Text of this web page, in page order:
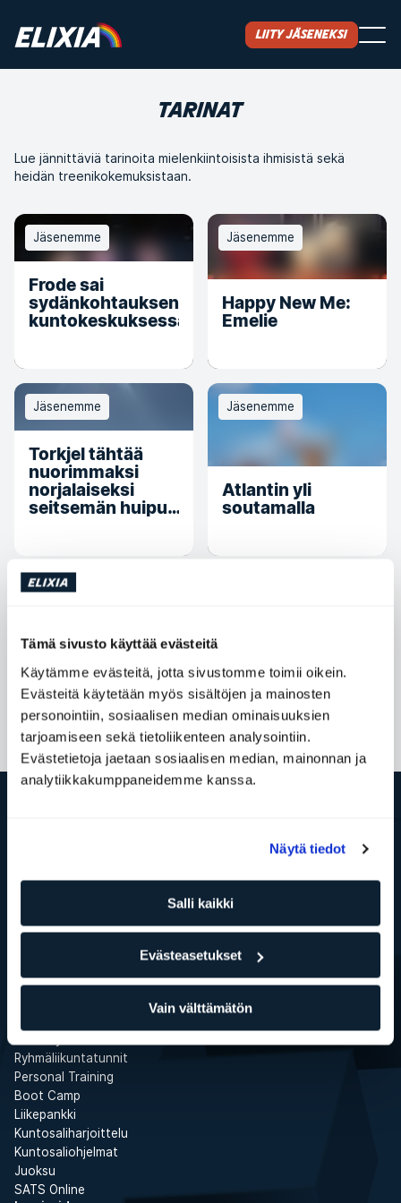
Tämä sivusto käyttää evästeitä
Käytämme evästeitä, jotta sivustomme toimii oikein.
Evästeitä käytetään myös sisältöjen ja mainosten
personointiin, sosiaalisen median ominaisuuksien
tarjoamiseen sekä tietoliikenteen analysointiin.
Evästetietoja jaetaan sosiaalisen median, mainonnan ja
analytiikkakumppaneidemme kanssa.
Näytä tiedot
Salli kaikki
Evästeasetukset
Vain välttämätön
Liity jäseneksi
TARINAT
Lue jännittäviä tarinoita mielenkiintoisista ihmisistä sekä
heidän treenikokemuksistaan.
Jäsenemme
Frode sai
sydänkohtauksen
kuntokeskuksessa
Jäsenemme
Happy New Me:
Emelie
Jäsenemme
Torkjel tähtää
nuorimmaksi
norjalaiseksi
seitsemän huipun
Jäsenemme
Atlantin yli
soutamalla
Jäsenemme
Torkjel – nuorin
kiivennyt
norjalainen
Torkjel pakkaa
Everestille
ELIXIA Rewards
Kuntokeskukset
Ryhmäliikuntatunnit
Personal Training
Boot Camp
Liikepankki
Kuntosaliharjoittelu
Kuntosaliohjelmat
Juoksu
SATS Online